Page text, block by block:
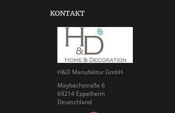
KONTAKT
H&D Manufaktur GmbH
Maybachstraße 6
69214 Eppelheim
Deutschland